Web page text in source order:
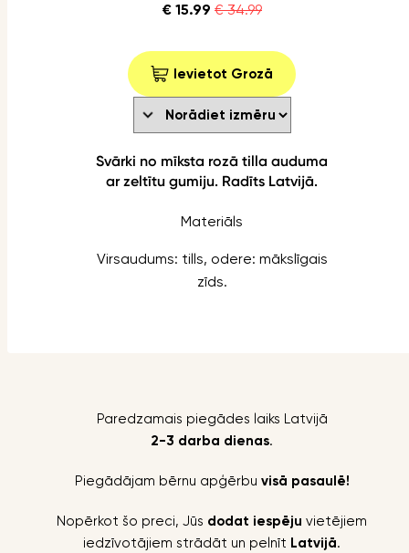
€ 15.99 € 34.99
Ievietot Grozā
Svārki no mīksta rozā tilla auduma
ar zeltītu gumiju. Radīts Latvijā.
Materiāls
Virsaudums: tills, odere: mākslīgais
zīds.
Paredzamais piegādes laiks Latvijā
2-3 darba dienas.
Piegādājam bērnu apģērbu visā pasaulē!
Nopērkot šo preci, Jūs dodat iespēju vietējiem
iedzīvotājiem strādāt un pelnīt Latvijā.